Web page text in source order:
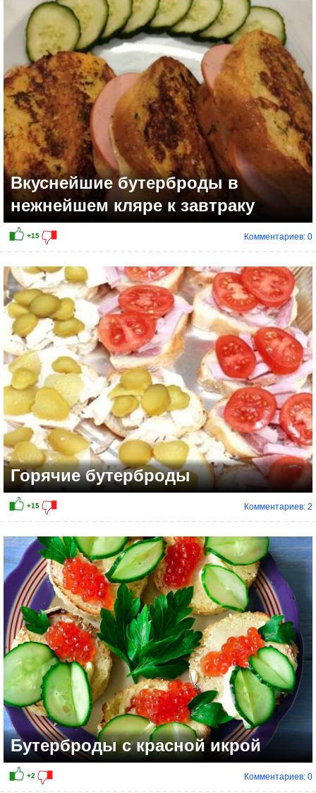
+7
Вкуснейшие бутерброды в
нежнейшем кляре к завтраку
Комментариев: 0
Горячие бутерброды
Комментариев: 2
Бутерброды с красной икрой
Комментариев: 0